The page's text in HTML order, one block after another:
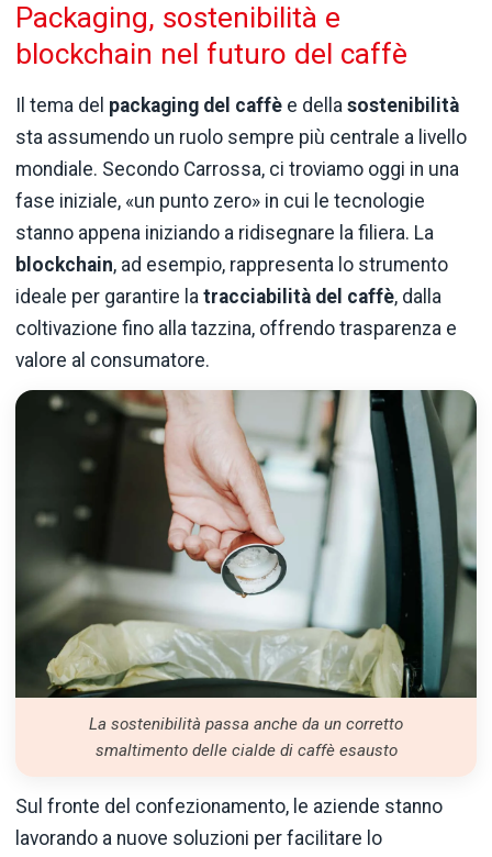
Packaging, sostenibilità e
blockchain nel futuro del caffè
Il tema del packaging del caffè e della sostenibilità
sta assumendo un ruolo sempre più centrale a livello
mondiale. Secondo Carrossa, ci troviamo oggi in una
fase iniziale, «un punto zero» in cui le tecnologie
stanno appena iniziando a ridisegnare la filiera. La
blockchain, ad esempio, rappresenta lo strumento
ideale per garantire la tracciabilità del caffè, dalla
coltivazione fino alla tazzina, offrendo trasparenza e
valore al consumatore.
La sostenibilità passa anche da un corretto
smaltimento delle cialde di caffè esausto
Sul fronte del confezionamento, le aziende stanno
lavorando a nuove soluzioni per facilitare lo